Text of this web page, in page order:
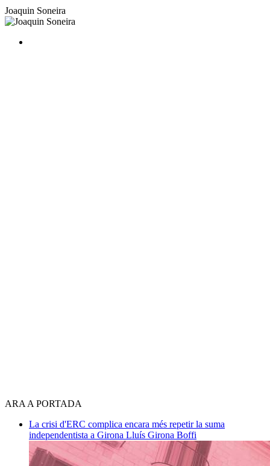
Joaquin Soneira
ARA A PORTADA
La crisi d'ERC complica encara més repetir la suma
independentista a Girona Lluís Girona Boffi